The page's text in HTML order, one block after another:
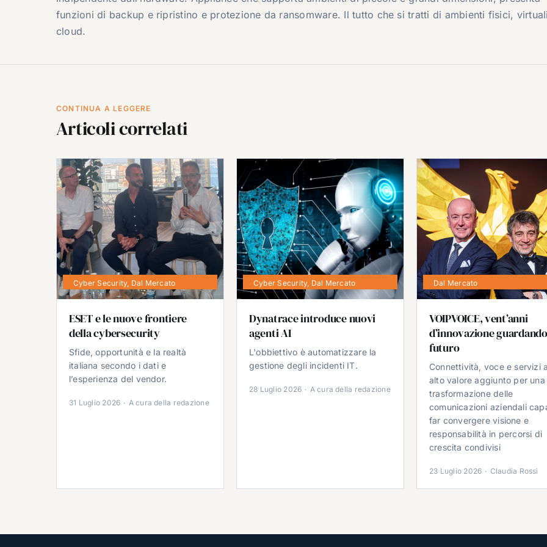
funzioni di backup e ripristino e protezione da ransomware. Il tutto che si tratti di ambienti fisici,
cloud.
CONTINUA A LEGGERE
Articoli correlati
Cyber Security, Dal Mercato
ESET e le nuove frontiere
della cybersecurity
Sfide, opportunità e la realtà
italiana secondo i dati e
l’esperienza del vendor.
31 Luglio 2026 · A cura della redazione
Cyber Security, Dal Mercato
Dynatrace introduce nuovi
agenti AI
L'obbiettivo è automatizzare la
gestione degli incidenti IT.
28 Luglio 2026 · A cura della redazione
Dal Mercato
VOIPVOICE, vent’anni
d’innovazione
futuro
Connettività, voce e servizi
alto valore aggiunto per una
trasformazione delle
comunicazioni aziendali
far convergere visione e
responsabilità in percorsi di
crescita condivisi
23 Luglio 2026 · Claudia Rossi